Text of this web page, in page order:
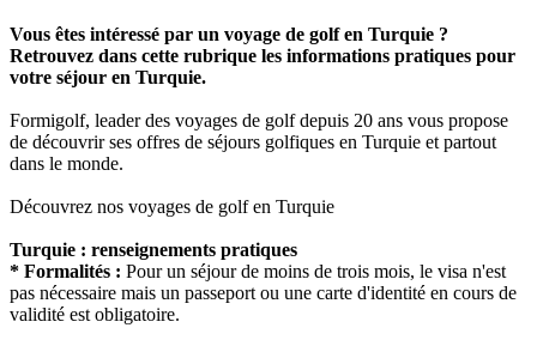
Vous êtes intéressé par un voyage de golf en Turquie ?
Retrouvez dans cette rubrique les informations pratiques pour
votre séjour en Turquie.
Formigolf, leader des voyages de golf depuis 20 ans vous propose
de découvrir ses offres de séjours golfiques en Turquie et partout
dans le monde.
Découvrez nos voyages de golf en Turquie
Turquie : renseignements pratiques
* Formalités : Pour un séjour de moins de trois mois, le visa n'est
pas nécessaire mais un passeport ou une carte d'identité en cours de
validité est obligatoire.